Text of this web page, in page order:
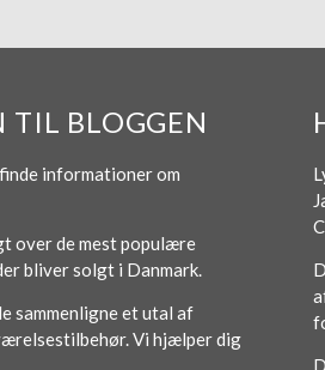
BLOGGEN
informationer om
over de mest populære
bliver solgt i Danmark.
sammenligne et utal af
Vi hjælper dig